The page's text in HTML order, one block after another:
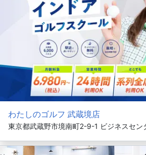
わたしのゴルフ 武蔵境店
東京都武蔵野市境南町2-9-1 ビジネスセン